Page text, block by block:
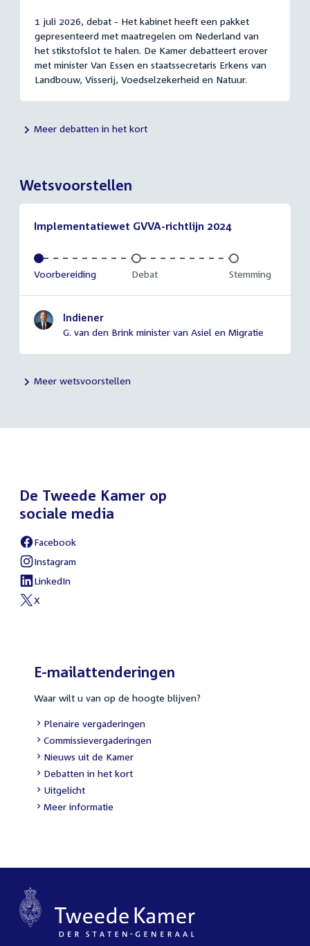
1 juli 2026, debat - Het kabinet heeft een pakket
gepresenteerd met maatregelen om Nederland van
het stikstofslot te halen. De Kamer debatteert erover
met minister Van Essen en staatssecretaris Erkens van
Landbouw, Visserij, Voedselzekerheid en Natuur.
Meer debatten in het kort
Wetsvoorstellen
Implementatiewet GVVA-richtlijn 2024
Voltooid:
Voorbereiding Onvoltooid:
Debat Onvoltooid:
Stemming
Indiener
G. van den Brink minister van Asiel en Migratie
Meer wetsvoorstellen
De Tweede Kamer op
sociale media
External
link:
Facebook
External
link:
Instagram
External
link:
LinkedIn
External
X
E-mailattenderingen
Waar wilt u van op de hoogte blijven?
External
link:
Plenaire vergaderingen
External
link:
Commissievergaderingen
External
link:
Nieuws uit de Kamer
External
link:
Debatten in het kort
External
link:
Uitgelicht
Meer informatie